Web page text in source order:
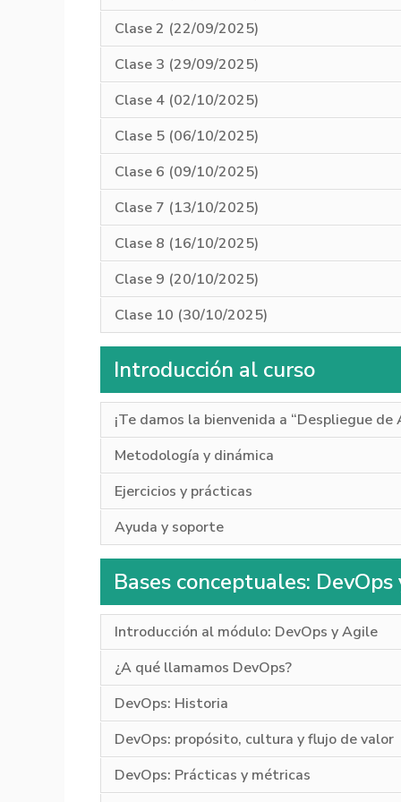
Clase 2 (22/09/2025)
Clase 3 (29/09/2025)
Clase 4 (02/10/2025)
Clase 5 (06/10/2025)
Clase 6 (09/10/2025)
Clase 7 (13/10/2025)
Clase 8 (16/10/2025)
Clase 9 (20/10/2025)
Clase 10 (30/10/2025)
Introducción al curso
¡Te damos la bienvenida a “Despliegue de
Metodología y dinámica
Ejercicios y prácticas
Ayuda y soporte
Bases conceptuales:
Introducción al módulo: DevOps y Agile
¿A qué llamamos DevOps?
DevOps: Historia
DevOps: propósito, cultura y flujo de valor
DevOps: Prácticas y métricas